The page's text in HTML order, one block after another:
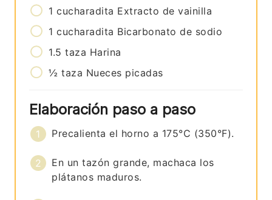
1 cucharadita Extracto de vainilla
1 cucharadita Bicarbonato de sodio
1.5 taza Harina
½ taza Nueces picadas
Elaboración paso a paso
Precalienta el horno a 175°C (350°F).
En un tazón grande, machaca los
plátanos maduros.